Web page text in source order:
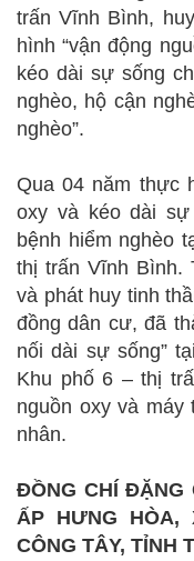
trấn Vĩnh Bình,
hình “vận động
kéo dài sự sống
nghèo, hộ cận
nghèo”.
Qua 04 năm thực
oxy và kéo dài
bệnh hiểm nghèo
thị trấn Vĩnh Bình.
và phát huy tinh
đồng dân cư, đã
nối dài sự sống”
Khu phố 6 – thị
nguồn oxy và
nhân.
ĐỒNG CHÍ ĐẶNG
ẤP HƯNG HÒA,
CÔNG TÂY, TỈNH